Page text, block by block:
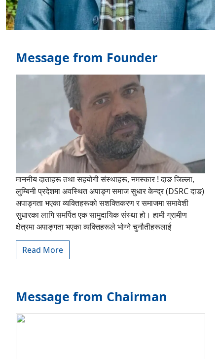
Message from Founder
माननीय दाताहरू तथा सहयोगी संस्थाहरू, नमस्कार ! दाङ जिल्ला,
लुम्बिनी प्रदेशमा अवस्थित अपाङ्ग समाज सुधार केन्द्र (DSRC दाङ)
अपाङ्गता भएका व्यक्तिहरूको सशक्तिकरण र समाजमा समावेशी
सुधारका लागि समर्पित एक सामुदायिक संस्था हो। हामी ग्रामीण
क्षेत्रमा अपाङ्गता भएका व्यक्तिहरूले भोग्ने चुनौतीहरूलाई
Read More
Message from Chairman